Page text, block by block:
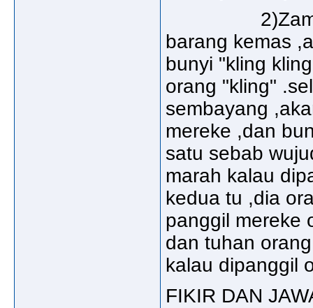
2)Zaman
barang kemas
bunyi "kling
orang "kling"
sembayang
mereke ,dan
satu sebab
marah kalau
kedua tu ,dia
panggil mereke
dan tuhan
kalau dipanggil
FIKIR DAN